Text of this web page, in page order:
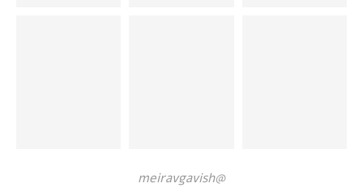
@meiravgavish